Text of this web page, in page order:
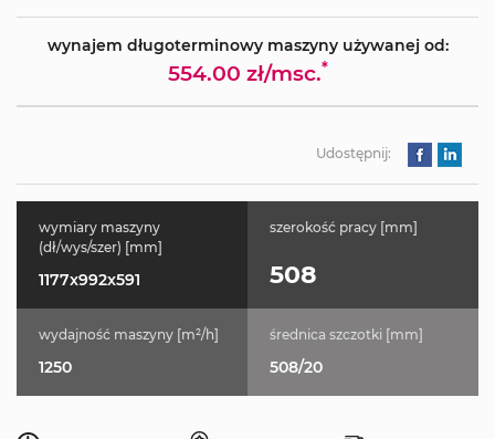
wynajem długoterminowy maszyny używanej od:
554.00 zł/msc.*
Udostępnij:
wymiary maszyny
(dł/wys/szer) [mm]
1177x992x591
szerokość pracy [mm]
508
wydajność maszyny [m²/h]
1250
średnica szczotki [mm]
508/20